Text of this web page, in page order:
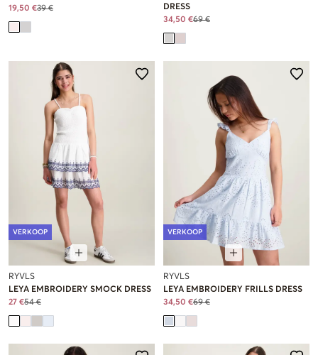
19,50 €39 €
DRESS
34,50 €69 €
VERKOOP
RYVLS
LEYA EMBROIDERY SMOCK DRESS
27 €54 €
VERKOOP
RYVLS
LEYA EMBROIDERY FRILLS DRESS
34,50 €69 €